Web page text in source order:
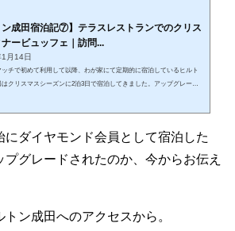
ン成田宿泊記⑦】テラスレストランでのクリス
ービュッフェ｜訪問...
月14日
ッチで初めて利用して以降、わが家にて定期的に宿泊しているヒルト
はクリスマスシーズンに2泊3日で宿泊してきました。アップグレード
んに使いながら紹介してまいります！ヒルトン成田 テラスレストラ
話：0476-33-0333営業時間：6:30～22:00(L.O...
にダイヤモンド会員として宿泊した
グレードされたのか、今からお伝え
ン成田へのアクセスから。